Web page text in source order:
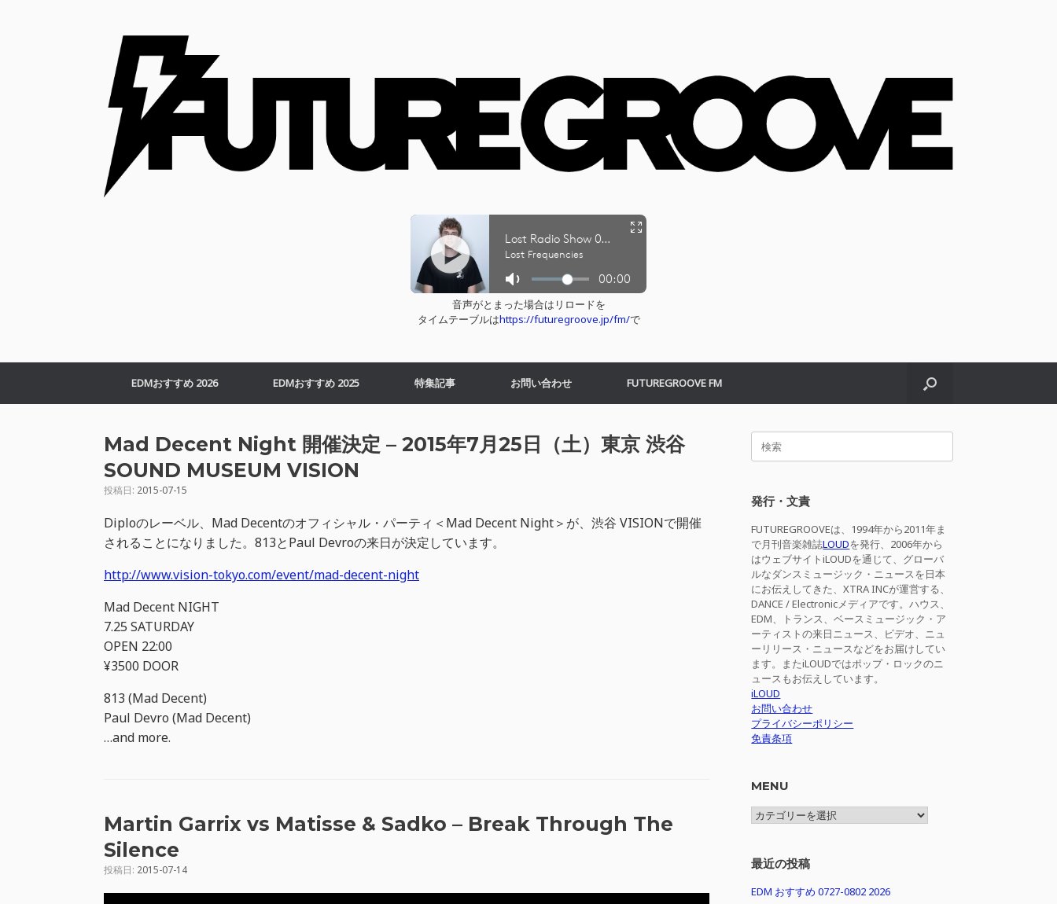
音声がとまった場合はリロードを
タイムテーブルはhttps://futuregroove.jp/fm/で
EDMおすすめ 2026 EDMおすすめ 2025 特集記事 お問い合わせ FUTUREGROOVE FM
Mad Decent Night 開催決定 – 2015年7月25日（土）東京 渋谷
SOUND MUSEUM VISION
投稿日: 2015-07-15
Diploのレーベル、Mad Decentのオフィシャル・パーティ＜Mad Decent Night＞が、渋谷 VISIONで開催
されることになりました。813とPaul Devroの来日が決定しています。
http://www.vision-tokyo.com/event/mad-decent-night
Mad Decent NIGHT
7.25 SATURDAY
OPEN 22:00
¥3500 DOOR
813 (Mad Decent)
Paul Devro (Mad Decent)
…and more.
Martin Garrix vs Matisse & Sadko – Break Through The
Silence
投稿日: 2015-07-14
検
発行・文責
FUTUREGROOVEは、1994年から2011年ま
で月刊音楽雑誌LOUDを発行、2006年から
はウェブサイトiLOUDを通じて、グローバ
ルなダンスミュージック・ニュースを日本
にお伝えしてきた、XTRA INCが運営する、
DANCE / Electronicメディアです。ハウス、
EDM、トランス、ベースミュージック・ア
ーティストの来日ニュース、ビデオ、ニュ
ーリリース・ニュースなどをお届けしてい
ます。またiLOUDではポップ・ロックのニ
ュースもお伝えしています。
iLOUD
お問い合わせ
プライバシーポリシー
免責条項
MENU
MENU
最近の投稿
EDM おすすめ 0727-0802 2026